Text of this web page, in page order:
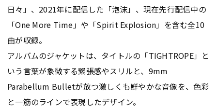
日々」、2021年に配信した「泡沫」、現在先行配信中の
「One More Time」や「Spirit Explosion」を含む全10
曲が収録。
アルバムのジャケットは、タイトルの「TIGHTROPE」と
いう言葉が象徴する緊張感やスリルと、9mm
Parabellum Bulletが放つ激しくも鮮やかな音像を、色彩
と一筋のラインで表現したデザイン。